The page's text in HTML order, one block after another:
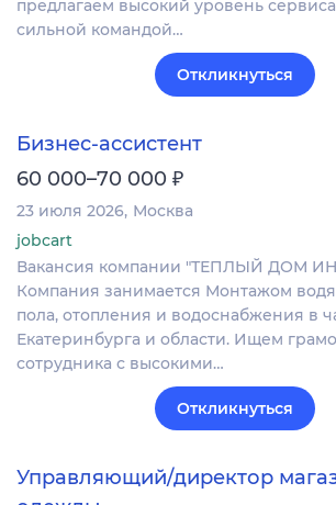
предлагаем высокий уровень
сильной командой…
Откликнуться
Бизнес-ассистент
60 000–70 000 ₽
23 июля 2026 Москва
jobcart
Вакансия компании "ТЕПЛЫЙ ДОМ
Компания занимается Монтажом
пола, отопления и водоснабжения в
Екатеринбурга и области. Ищем
сотрудника с высокими…
Откликнуться
Управляющий/директор